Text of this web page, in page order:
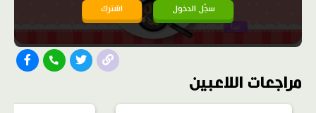
سجّل الدخول اشترك
مراجعات اللاعبين